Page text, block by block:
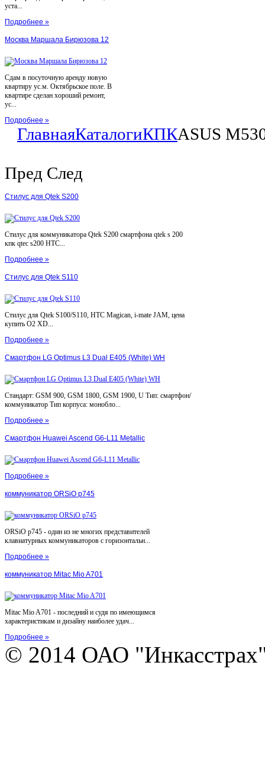
уста...
Подробнее »
Москва Маршала Бирюзова 12
Сдам в посуточную аренду новую
квартиру ус.м. Октябрьское поле. В
квартире сделан хороший ремонт,
ус...
Подробнее »
ГлавнаяКаталогиКПКASUS
Пред След
Стилус для Qtek S200
Стилус для коммуникатора Qtek S200 смартфона qtek s 200
кпк qtec s200 HTC...
Подробнее »
Стилус для Qtek S110
Стилус для Qtek S100/S110, HTC Magican, i-mate JAM, цена
купить O2 XD...
Подробнее »
Смартфон LG Optimus L3 Dual E405 (White) WH
Стандарт: GSM 900, GSM 1800, GSM 1900, U Тип: смартфон/
коммуникатор Тип корпуса: монобло...
Подробнее »
Смартфон Huawei Ascend G6-L11 Metallic
Подробнее »
коммуникатор ORSiO p745
ORSiO p745 - один из не многих представителей
клавиатурных коммуникаторов с горизонтальн...
Подробнее »
коммуникатор Mitac Mio A701
Mitac Mio A701 - последний и судя по имеющимся
характеристикам и дизайну наиболее удач...
Подробнее »
© 2014 ОАО